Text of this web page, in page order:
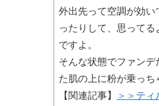
外出先って空調が効
ったりして、思って
ですよ。
そんな状態でファン
た肌の上に粉が乗っち
【関連記事】
＞＞テ